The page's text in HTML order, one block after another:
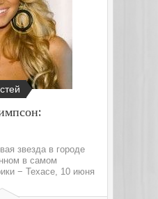
звезда в городе
в самом
− Техасе, 10 июня